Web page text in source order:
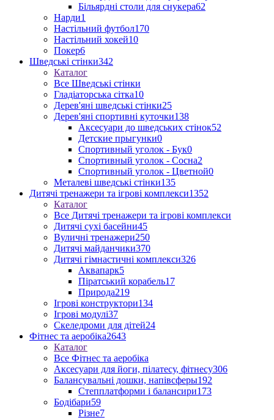
Більярдні столи для снукера62
Нарди1
Настільний футбол170
Настільний хокей10
Покер6
Шведські стінки342
Каталог
Все Шведські стінки
Гладіаторська сітка10
Дерев'яні шведські стінки25
Дерев'яні спортивні куточки138
Аксесуари до шведських стінок52
Детские прыгунки0
Спортивный уголок - Бук0
Спортивный уголок - Сосна2
Спортивный уголок - Цветной0
Металеві шведські стінки135
Дитячі тренажери та ігрові комплекси1352
Каталог
Все Дитячі тренажери та ігрові комплекси
Дитячі сухі басейни45
Вуличні тренажери250
Дитячі майданчики370
Дитячі гімнастичні комплекси326
Аквапарк5
Піратський корабель17
Природа219
Ігрові конструктори134
Ігрові модулі37
Скеледроми для дітей24
Фітнес та аеробіка2643
Каталог
Все Фітнес та аеробіка
Аксесуари для йоги, пілатесу, фітнесу306
Балансувальні дошки, напівсферы192
Степплатформи і балансири173
Бодібари59
Різне7